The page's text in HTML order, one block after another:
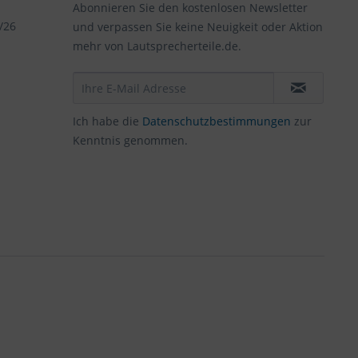
Abonnieren Sie den kostenlosen Newsletter
und verpassen Sie keine Neuigkeit oder Aktion
mehr von Lautsprecherteile.de.
Ich habe die Datenschutzbestimmungen zur
Kenntnis genommen.